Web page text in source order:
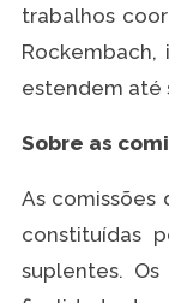
trabalhos
Rockembach,
estendem até
Sobre as
As comissões
constituídas
suplentes.